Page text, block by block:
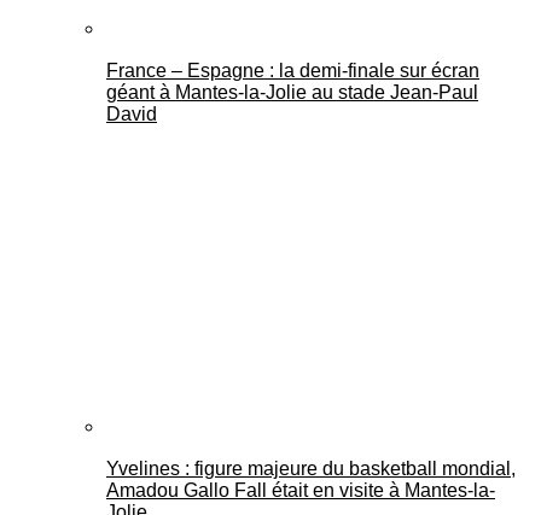
France – Espagne : la demi-finale sur écran
géant à Mantes-la-Jolie au stade Jean-Paul
David
Yvelines : figure majeure du basketball mondial,
Amadou Gallo Fall était en visite à Mantes-la-